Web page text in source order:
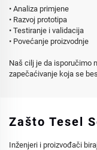
• Analiza primjene
• Razvoj prototipa
• Testiranje i validacija
• Povećanje proizvodnje
Naš cilj je da isporučimo
zapečaćivanje koja se
Zašto Tesel
Inženjeri i proizvođači